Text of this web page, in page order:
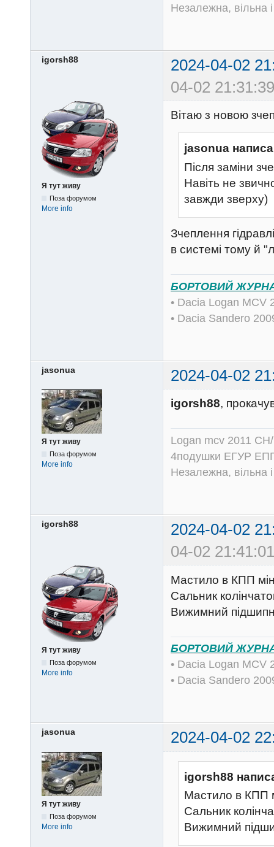
Незалежна, вільна
igorsh88
2024-04-02
04-02
Я тут живу
Поза форумом
More info
Вітаю з новою
jasonua
Після заміни
Навіть не
завжди зверху)
Зчеплення
в системі тому й
БОРТОВИЙ
• Dacia Logan
• Dacia Sandero
jasonua 2024-04-02
Я тут живу
Поза форумом
More info
igorsh88,
Logan mcv 2011
4подушки ЕГУР
Незалежна, вільна
igorsh88
2024-04-02
04-02
Я тут живу
Поза форумом
More info
Мастило в КПП
Сальник
Вижимний
БОРТОВИЙ
• Dacia Logan
• Dacia Sandero
jasonua 2024-04-02
Я тут живу
Поза форумом
More info
igorsh88
Мастило в КПП
Сальник
Вижимний